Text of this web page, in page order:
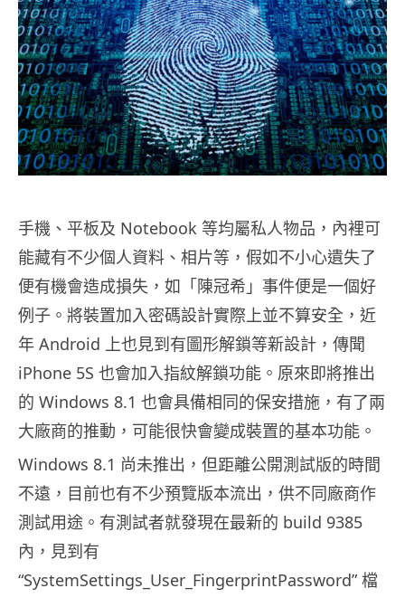
手機、平板及 Notebook 等均屬私人物品，內裡可
能藏有不少個人資料、相片等，假如不小心遺失了
便有機會造成損失，如「陳冠希」事件便是一個好
例子。將裝置加入密碼設計實際上並不算安全，近
年 Android 上也見到有圖形解鎖等新設計，傳聞
iPhone 5S 也會加入指紋解鎖功能。原來即將推出
的 Windows 8.1 也會具備相同的保安措施，有了兩
大廠商的推動，可能很快會變成裝置的基本功能。
Windows 8.1 尚未推出，但距離公開測試版的時間
不遠，目前也有不少預覽版本流出，供不同廠商作
測試用途。有測試者就發現在最新的 build 9385
內，見到有
“SystemSettings_User_FingerprintPassword” 檔